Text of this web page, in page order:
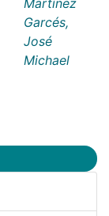
Garcés,
José
Michael